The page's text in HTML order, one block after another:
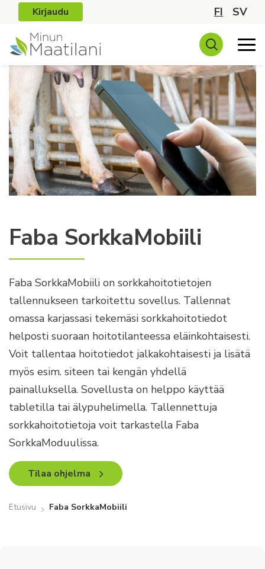
Kirjaudu FI SV
Faba SorkkaMobiili
Faba SorkkaMobiili on sorkkahoitotietojen
tallennukseen tarkoitettu sovellus. Tallennat
omassa karjassasi tekemäsi sorkkahoitotiedot
helposti suoraan hoitotilanteessa eläinkohtaisesti.
Voit tallentaa hoitotiedot jalkakohtaisesti ja lisätä
myös esim. siteen tai kengän yhdellä
painalluksella. Sovellusta on helppo käyttää
tabletilla tai älypuhelimella. Tallennettuja
sorkkahoitotietoja voit tarkastella Faba
SorkkaModuulissa.
Tilaa ohjelma
Etusivu Faba SorkkaMobiili